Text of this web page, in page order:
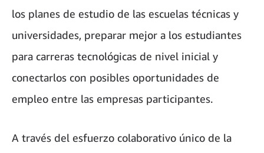
los planes de estudio de las escuelas técnicas y
universidades, preparar mejor a los estudiantes
para carreras tecnológicas de nivel inicial y
conectarlos con posibles oportunidades de
empleo entre las empresas participantes.
A través del esfuerzo colaborativo único de la